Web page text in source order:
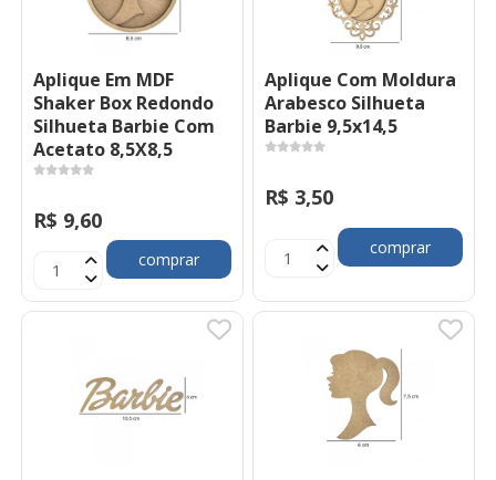
Aplique Em MDF
Shaker Box Redondo
Silhueta Barbie Com
Acetato 8,5X8,5
R$ 9,60
comprar
Aplique Com Moldura
Arabesco Silhueta
Barbie 9,5x14,5
R$ 3,50
comprar